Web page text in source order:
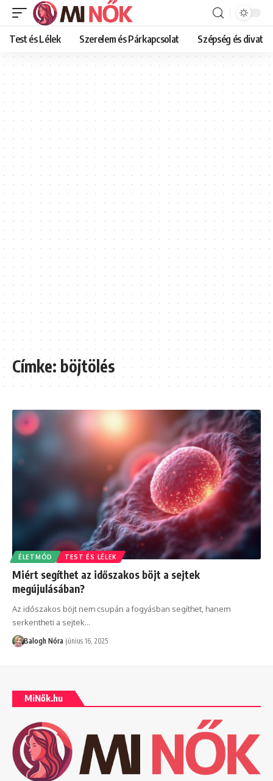
Test és Lélek Szerelem és Párkapcsolat Szépség és divat
Címke:böjtölés
ÉLETMÓD TEST ÉS LÉLEK
Miért segíthet az időszakos böjt a sejtek
megújulásában?
Az időszakos böjt nem csupán a fogyásban segíthet, hanem
serkentheti a sejtek…
Balogh Nóra június 16, 2025
MiNők.hu